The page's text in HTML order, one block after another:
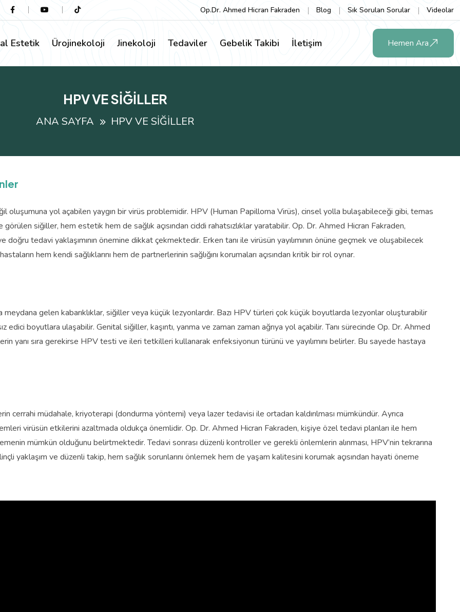
Op.Dr. Ahmed Hicran Fakraden Blog Sık Sorulan Sorular Videolar
Estetik Ürojinekoloji Jinekoloji Tedaviler Gebelik Takibi İletişim Hemen Ara
HPV VE SİĞİLLER
ANA SAYFA HPV VE SİĞİLLER
oluşumuna yol açabilen yaygın bir virüs problemidir. HPV (Human Papilloma Virüs), cinsel yolla bulaşabileceği gibi, temas
siğiller, hem estetik hem de sağlık açısından ciddi rahatsızlıklar yaratabilir. Op. Dr. Ahmed Hicran Fakraden,
doğru tedavi yaklaşımının önemine dikkat çekmektedir. Erken tanı ile virüsün yayılımının önüne geçmek ve oluşabilecek
hem kendi sağlıklarını hem de partnerlerinin sağlığını korumaları açısından kritik bir rol oynar.
gelen kabarıklıklar, siğiller veya küçük lezyonlardır. Bazı HPV türleri çok küçük boyutlarda lezyonlar oluşturabilir
boyutlara ulaşabilir. Genital siğiller, kaşıntı, yanma ve zaman zaman ağrıya yol açabilir. Tanı sürecinde Op. Dr. Ahmed
yanı sıra gerekirse HPV testi ve ileri tetkilleri kullanarak enfeksiyonun türünü ve yayılımını belirler. Bu sayede hastaya
cerrahi müdahale, kriyoterapi (dondurma yöntemi) veya lazer tedavisi ile ortadan kaldırılması mümkündür. Ayrıca
virüsün etkilerini azaltmada oldukça önemlidir. Op. Dr. Ahmed Hicran Fakraden, kişiye özel tedavi planları ile hem
mümkün olduğunu belirtmektedir. Tedavi sonrası düzenli kontroller ve gerekli önlemlerin alınması, HPV’nin tekrarına
yaklaşım ve düzenli takip, hem sağlık sorunlarını önlemek hem de yaşam kalitesini korumak açısından hayati öneme